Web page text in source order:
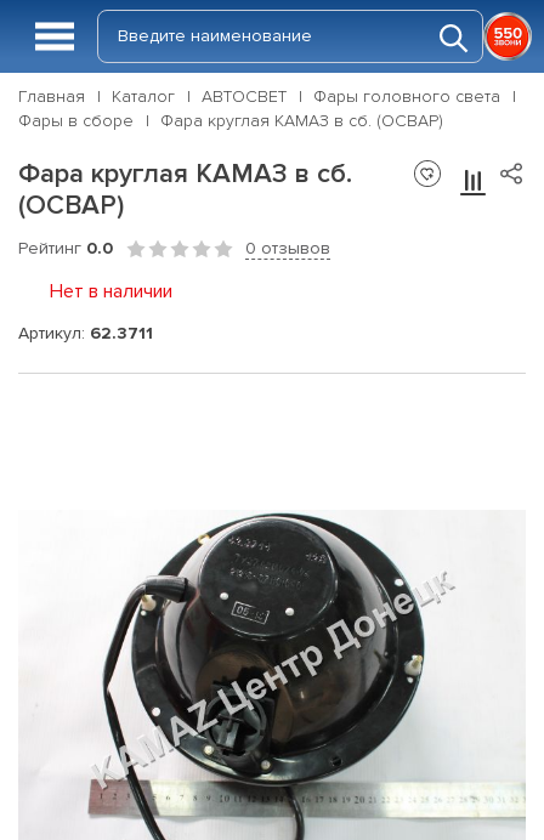
Главная Каталог АВТОСВЕТ
Фары головного света
Фары в сборе
Фара круглая КАМАЗ в сб. (ОСВАР)
Фара круглая КАМАЗ в сб.
(ОСВАР)
Рейтинг 0.0 0 отзывов
Нет в наличии
Артикул: 62.3711